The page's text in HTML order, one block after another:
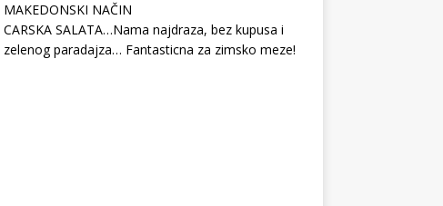
MAKEDONSKI NAČIN
CARSKA SALATA…Nama najdraza, bez kupusa i
zelenog paradajza… Fantasticna za zimsko meze!